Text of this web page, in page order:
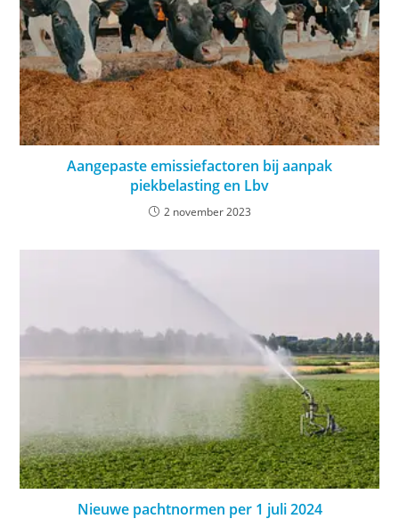
Aangepaste emissiefactoren bij aanpak
piekbelasting en Lbv
2 november 2023
Nieuwe pachtnormen per 1 juli 2024